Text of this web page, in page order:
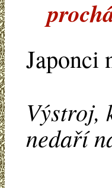
Japonci
Výstroj,
nedaří